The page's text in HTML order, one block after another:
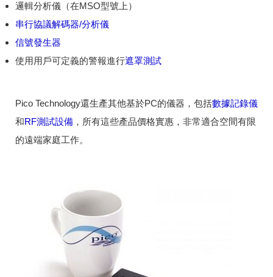
邏輯分析儀（在MSO型號上）
串行協議解碼器/分析儀
信號發生器
使用用戶可定義的警報進行遮罩測試
Pico Technology還生產其他基於PC的儀器，包括數據記錄儀
和RF測試設備 ，所有這些產品價格實惠，非常適合空間有限
的遠端家庭工作。